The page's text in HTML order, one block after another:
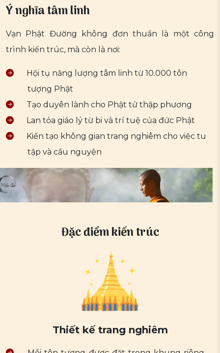
Ý nghĩa tâm linh
Vạn Phật Đường không đơn thuần là một công
trình kiến trúc, mà còn là nơi:
Hội tụ năng lượng tâm linh từ 10.000 tôn
tượng Phật
Tạo duyên lành cho Phật tử thập phương
Lan tỏa giáo lý từ bi và trí tuệ của đức Phật
Kiến tạo không gian trang nghiêm cho việc tu
tập và cầu nguyện
Đặc điểm kiến trúc
Thiết kế trang nghiêm